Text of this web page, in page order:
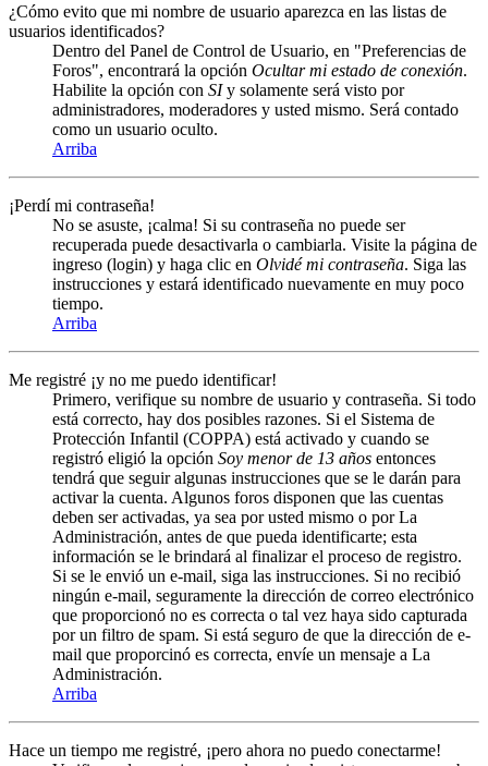
¿Cómo evito que mi nombre de usuario aparezca en las listas de
usuarios identificados?
Dentro del Panel de Control de Usuario, en "Preferencias de
Foros", encontrará la opción Ocultar mi estado de conexión.
Habilite la opción con SIy solamente será visto por
administradores, moderadores y usted mismo. Será contado
como un usuario oculto.
Arriba
¡Perdí mi contraseña!
No se asuste, ¡calma! Si su contraseña no puede ser
recuperada puede desactivarla o cambiarla. Visite la página de
ingreso (login) y haga clic en Olvidé mi contraseña. Siga las
instrucciones y estará identificado nuevamente en muy poco
tiempo.
Arriba
Me registré ¡y no me puedo identificar!
Primero, verifique su nombre de usuario y contraseña. Si todo
está correcto, hay dos posibles razones. Si el Sistema de
Protección Infantil (COPPA) está activado y cuando se
registró eligió la opción Soy menor de 13 años entonces
tendrá que seguir algunas instrucciones que se le darán para
activar la cuenta. Algunos foros disponen que las cuentas
deben ser activadas, ya sea por usted mismo o por La
Administración, antes de que pueda identificarte; esta
información se le brindará al finalizar el proceso de registro.
Si se le envió un e-mail, siga las instrucciones. Si no recibió
ningún e-mail, seguramente la dirección de correo electrónico
que proporcionó no es correcta o tal vez haya sido capturada
por un filtro de spam. Si está seguro de que la dirección de e-
mail que proporcinó es correcta, envíe un mensaje a La
Administración.
Arriba
Hace un tiempo me registré, ¡pero ahora no puedo conectarme!